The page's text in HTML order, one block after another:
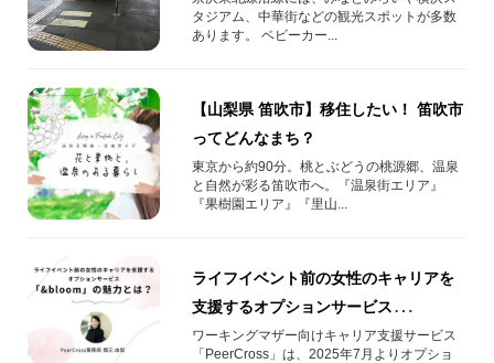
タジアム、中華街などの観光スポットが多数
あります。 ベビーカー...
【山梨県 笛吹市】移住したい！ 笛吹市
ってどんなまち？
東京から約90分。桃とぶどうの桃源郷、温泉
と自然が彩る笛吹市へ。『温泉街エリア』
『果樹園エリア』『里山...
ライフイベント前の女性のキャリアを
支援するオプションサービス
「&bloom」の魅力とは？
​ワーキングマザー向けキャリア支援サービス
「PeerCross」は、2025年7月よりオプショ